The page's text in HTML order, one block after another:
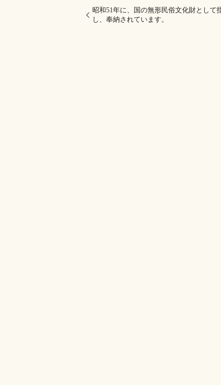
昭和51年に、国の無形民俗文化財とし
し、奉納されています。